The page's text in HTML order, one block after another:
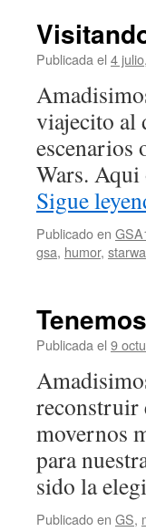
Publicada el 4
viajecito al
escenarios
Wars.
Sigue
Publicado en
gsa, humor,
Publicada el 9
reconstruir
movernos
para
sido la
Publicado en GS,